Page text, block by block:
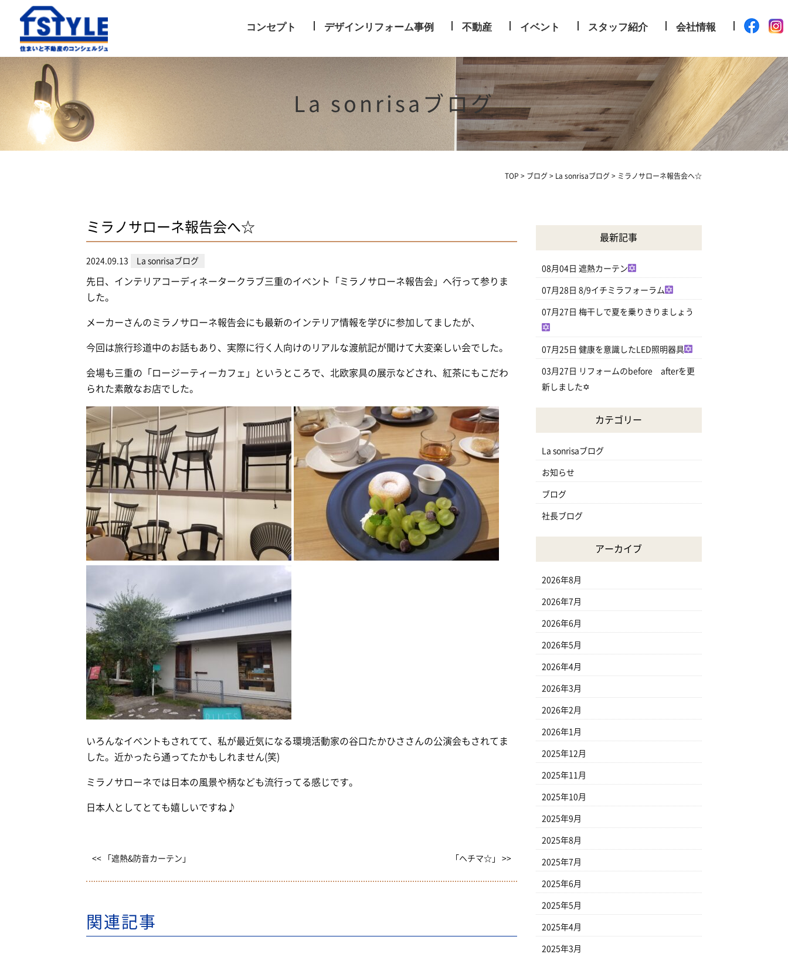
コンセプト デザインリフォーム事例 不動産 イベント スタッフ紹介 会社情報
La sonrisaブログ
TOP > ブログ > La sonrisaブログ > ミラノサローネ報告会へ☆
ミラノサローネ報告会へ☆
2024.09.13 La sonrisaブログ
先日、インテリアコーディネータークラブ三重のイベント「ミラノサローネ報告会」へ行って参りま
した。
メーカーさんのミラノサローネ報告会にも最新のインテリア情報を学びに参加してましたが、
今回は旅行珍道中のお話もあり、実際に行く人向けのリアルな渡航記が聞けて大変楽しい会でした。
会場も三重の「ロージーティーカフェ」というところで、北欧家具の展示などされ、紅茶にもこだわ
られた素敵なお店でした。
いろんなイベントもされてて、私が最近気になる環境活動家の谷口たかひささんの公演会もされてま
した。近かったら通ってたかもしれません(笑)
ミラノサローネでは日本の風景や柄なども流行ってる感じです。
日本人としてとても嬉しいですね♪
<< 「遮熱&防音カーテン」 「ヘチマ☆」 >>
関連記事
最新記事
08月04日 遮熱カーテン
07月28日 8/9イチミラフォーラム
07月27日 梅干しで夏を乗りきりましょう
07月25日 健康を意識したLED照明器具
03月27日 リフォームのbefore afterを更
新しました✡
カテゴリー
La sonrisaブログ
お知らせ
ブログ
社長ブログ
アーカイブ
2026年8月
2026年7月
2026年6月
2026年5月
2026年4月
2026年3月
2026年2月
2026年1月
2025年12月
2025年11月
2025年10月
2025年9月
2025年8月
2025年7月
2025年6月
2025年5月
2025年4月
2025年3月